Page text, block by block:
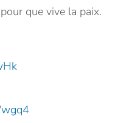
que vive la paix.